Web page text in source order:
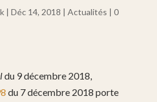
| Déc 14, 2018 | Actualités | 0
du 9 décembre 2018,
du 7 décembre 2018 porte